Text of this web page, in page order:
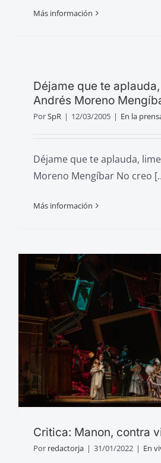
Más información
Déjame que te
Andrés Moreno
PorSpR | 12/03/2005 | En la
Déjame que te aplauda,
Moreno Mengíbar No creo
Más información
Critica: Manon, contra
Por redactorja | 31/01/2022 | En